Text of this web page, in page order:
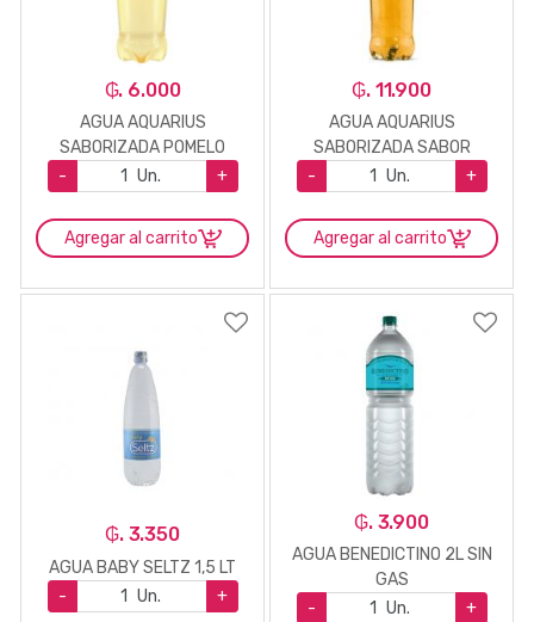
₲. 6.000
AGUA AQUARIUS
SABORIZADA POMELO
410ML
- Un. +
Agregar al carrito
₲. 11.900
AGUA AQUARIUS
SABORIZADA SABOR
MANZANA 1,5LTS
- Un. +
Agregar al carrito
₲. 3.350
AGUA BABY SELTZ 1,5 LT
-
Un. +
₲. 3.900
AGUA BENEDICTINO 2L SIN
GAS
-
Un. +